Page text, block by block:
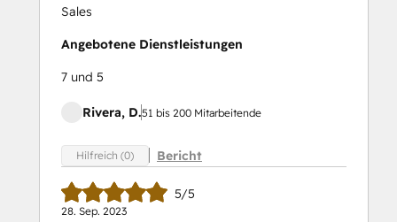
Sales
Angebotene Dienstleistungen
7 und 5
Rivera, D.51 bis 200 Mitarbeitende
Hilfreich (0) Bericht
5/5
28. Sep. 2023